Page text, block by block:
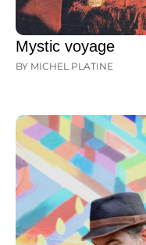
Mystic voyage
BY MICHEL PLATINE